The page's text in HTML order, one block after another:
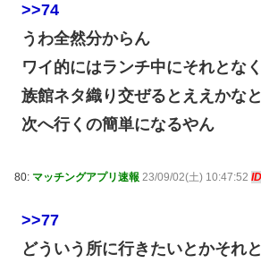
>>74
うわ全然分からん
ワイ的にはランチ中にそれとな
族館ネタ織り交ぜるとええかなと
次へ行くの簡単になるやん
80: マッチングアプリ速報 23/09/02(土) 10:47:52
>>77
どういう所に行きたいとかそれ